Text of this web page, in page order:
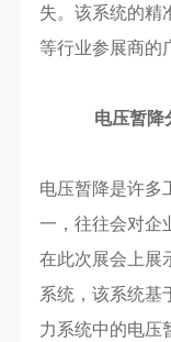
失。该系统的精
等行业参展商的
电压暂降
电压暂降是许多
一，往往会对企
在此次展会上展
系统，该系统基
力系统中的电压